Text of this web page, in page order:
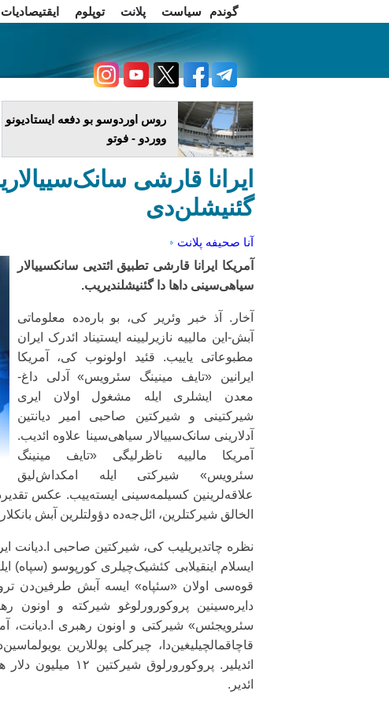
گوندم سیاست پلانت توپلوم ایقتیصادیات
روس اوردوسو بو دفعه ایستادیونو
ووردو - فوتو
ایرانا قارشی
گئنیشلن‌دی
آنا صحیفه پلانت
آمریکا ایرانا قارشی تطبیق ائتدیی سانکسییالار
سیاهی‌سینی داها دا گئنیشلندیریب.
آخار. آذ خبر وئریر کی، بو باره‌ده معلوماتی
آبش-این مالییه نازیرلیینه ایستیناد ائد‌رک ایران
مطبوعاتی یاییب. قئید اولونوب کی، آمریکا
ایرانین «تایف مینینگ سئرویس» آدلی داغ-
معد‌ن ایشلری ایله مشغول اولان ایری
شیرکتینی و شیرکتین صاحبی امیر دیانتین
آدلارینی سانک‌سییالار سیاهی‌سینا علاوه ائدیب.
آمریکا مالییه ناظرلیگی «تایف مینینگ
سئرویس» شیرکتی ایله امکداش‌لیق
علاقه‌لرینین کسیلمه‌سینی ایسته‌ییب. عکس
الخالق شیرکتلرین، ائل‌جه‌ده دؤولتلرین آبش
نظره چاتدیریلیب کی، شیرکتین صاحبی ا.دیانت
ایسلام اینقیلابی کئشیک‌چیلری کورپوسو (سپاه)
قوه‌سی اولان «سئپاه» ایسه آبش طرفین‌دن ترور
دایره‌سینین پروکورورلوغو شیرکته و اونون
سئرویجئس» شیرکتی و اونون رهبری ا.دیانت،
قاچاقمالچیلیغین‌دا، چیرکلی پوللارین
ائدیلیر.
ائدیر.